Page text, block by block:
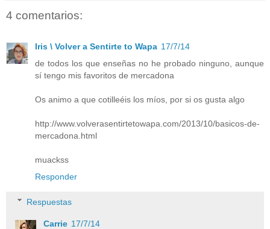
4 comentarios:
Iris \ Volver a Sentirte to Wapa 17/7/14
de todos los que enseñas no he probado ninguno, aunque
sí tengo mis favoritos de mercadona
Os animo a que cotilleéis los míos, por si os gusta algo
http://www.volverasentirtetowapa.com/2013/10/basicos-de-
mercadona.html
muackss
Responder
Respuestas
Carrie 17/7/14